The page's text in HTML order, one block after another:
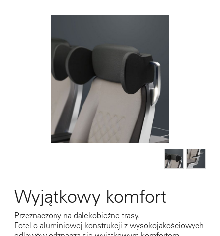
Wyjątkowy komfort
Przeznaczony na dalekobieżne trasy.
Fotel o aluminiowej konstrukcji z wysokojakościowych